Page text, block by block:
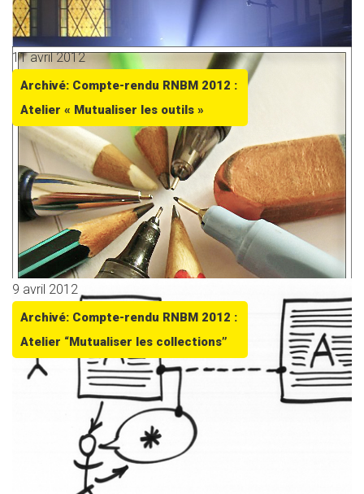
11 avril 2012
Archivé: Compte-rendu RNBM 2012 :
Atelier « Mutualiser les outils »
9 avril 2012
Archivé: Compte-rendu RNBM 2012 :
Atelier “Mutualiser les collections”